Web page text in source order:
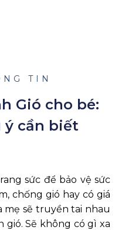
TIN
Gió cho bé:
ý cần biết
sức để bảo vệ sức
chống gió hay có giá
sẽ truyền tai nhau
gió. Sẽ không có gì xa